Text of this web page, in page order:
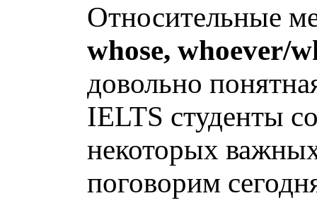
Относительные
whose, whoever/
довольно
IELTS студенты
некоторых
поговорим